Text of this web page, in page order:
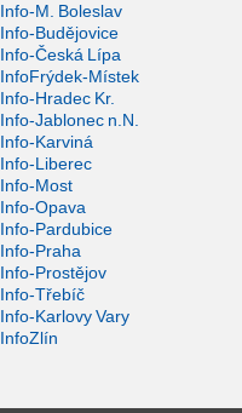
Info-M. Boleslav
Info-Budějovice
Info-Česká Lípa
InfoFrýdek-Místek
Info-Hradec Kr.
Info-Jablonec n.N.
Info-Karviná
Info-Liberec
Info-Most
Info-Opava
Info-Pardubice
Info-Praha
Info-Prostějov
Info-Třebíč
Info-Karlovy Vary
InfoZlín